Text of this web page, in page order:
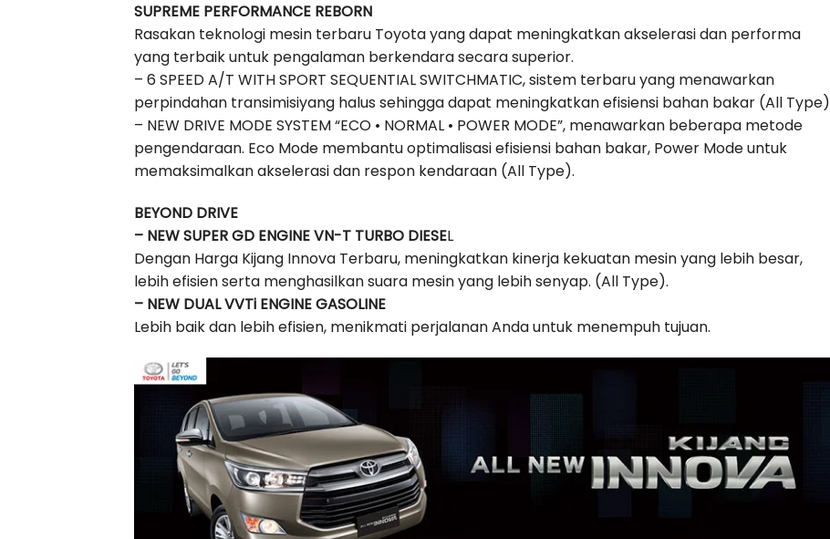
SUPREME PERFORMANCE REBORN
Rasakan teknologi mesin terbaru Toyota yang dapat meningkatkan akselerasi dan performa
yang terbaik untuk pengalaman berkendara secara superior.
– 6 SPEED A/T WITH SPORT SEQUENTIAL SWITCHMATIC, sistem terbaru yang menawarkan
perpindahan transimisiyang halus sehingga dapat meningkatkan efisiensi bahan bakar (All Type)
– NEW DRIVE MODE SYSTEM “ECO • NORMAL • POWER MODE”, menawarkan beberapa metode
pengendaraan. Eco Mode membantu optimalisasi efisiensi bahan bakar, Power Mode untuk
memaksimalkan akselerasi dan respon kendaraan (All Type).
BEYOND DRIVE
– NEW SUPER GD ENGINE VN-T TURBO DIESEL
Dengan Harga Kijang Innova Terbaru, meningkatkan kinerja kekuatan mesin yang lebih besar,
lebih efisien serta menghasilkan suara mesin yang lebih senyap. (All Type).
– NEW DUAL VVTi ENGINE GASOLINE
Lebih baik dan lebih efisien, menikmati perjalanan Anda untuk menempuh tujuan.